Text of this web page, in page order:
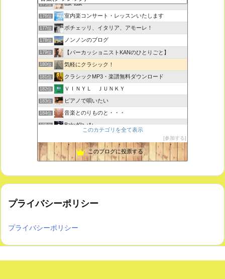
175位 tak-talk
176位 室内楽コンサート・レッスンいたします
177位 ボチェッリ、イタリア、アモーレ！
178位 ノンノンのブログ
179位 【パーカッショニストKANのひとりごと】
180位 気軽にクラシック！
181位 クラシックMP3・楽譜無料ダウンロード
182位 ＶＩＮＹＬ ＪＵＮＫＹ
183位 ピアノで唄いたい
184位 音楽とのりものと・・・
185位 BakuKla +*+
187位 ときどき書きます♪
このカテゴリを全て表示
参加する
このブログに投票する
プライバシーポリシー
プライバシーポリシー